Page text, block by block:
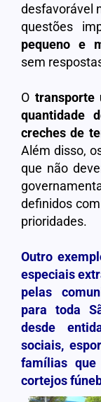
desfavorável
questões
pequeno e
sem
O transporte
quantidade
creches de
Além disso,
que não
definidos
prioridades.
Outro
especiais
pelas
para toda
desde
sociais,
famílias que
cortejos